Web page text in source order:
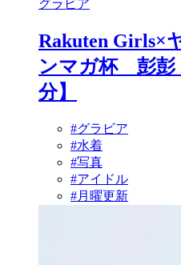
グラビア
Rakuten
ンマガ杯 彭彭
分】
#グラビア
#水着
#写真
#アイドル
#月曜更新